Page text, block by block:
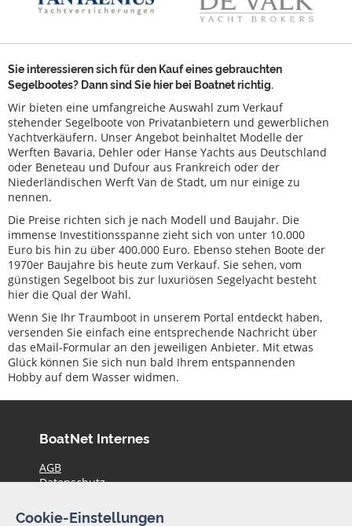
Sie interessieren sich für den Kauf eines gebrauchten
Segelbootes? Dann sind Sie hier bei Boatnet richtig.
Wir bieten eine umfangreiche Auswahl zum Verkauf
stehender Segelboote von Privatanbietern und gewerblichen
Yachtverkäufern. Unser Angebot beinhaltet Modelle der
Werften Bavaria, Dehler oder Hanse Yachts aus Deutschland
oder Beneteau und Dufour aus Frankreich oder der
Niederländischen Werft Van de Stadt, um nur einige zu
nennen.
Die Preise richten sich je nach Modell und Baujahr. Die
immense Investitionsspanne zieht sich von unter 10.000
Euro bis hin zu über 400.000 Euro. Ebenso stehen Boote der
1970er Baujahre bis heute zum Verkauf. Sie sehen, vom
günstigen Segelboot bis zur luxuriösen Segelyacht besteht
hier die Qual der Wahl.
Wenn Sie Ihr Traumboot in unserem Portal entdeckt haben,
versenden Sie einfach eine entsprechende Nachricht über
das eMail-Formular an den jeweiligen Anbieter. Mit etwas
Glück können Sie sich nun bald Ihrem entspannenden
Hobby auf dem Wasser widmen.
BoatNet Internes
AGB
Datenschutz
Impressum
Cookie-Einstellungen